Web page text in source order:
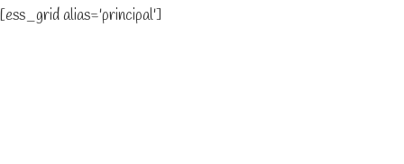
[ess_grid alias='principal']